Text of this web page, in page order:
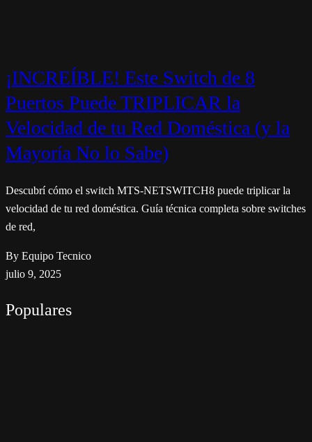
¡INCREÍBLE! Este Switch de 8
Puertos Puede TRIPLICAR la
Velocidad de tu Red Doméstica (y la
Mayoría No lo Sabe)
Descubrí cómo el switch MTS-NETSWITCH8 puede triplicar la
velocidad de tu red doméstica. Guía técnica completa sobre switches
de red,
By Equipo Tecnico
julio 9, 2025
Populares